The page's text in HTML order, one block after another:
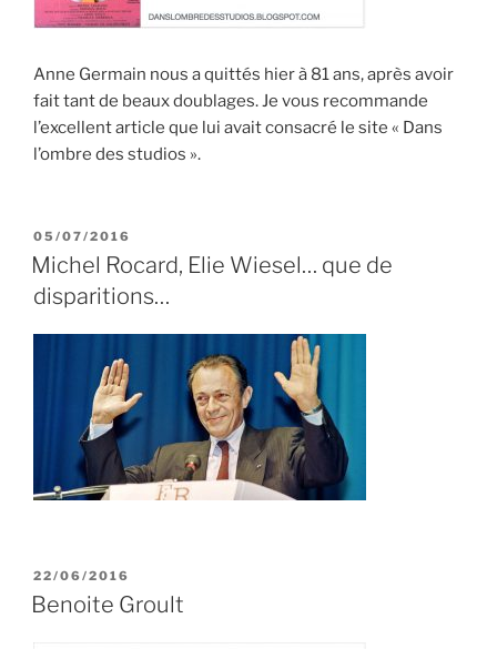
Anne Germain nous a quittés hier à 81 ans, après avoir
fait tant de beaux doublages. Je vous recommande
l’excellent article que lui avait consacré le site « Dans
l’ombre des studios ».
PUBLIÉ
LE
05/07/2016
Michel Rocard, Elie Wiesel… que de
disparitions…
PUBLIÉ
LE
22/06/2016
Benoite Groult